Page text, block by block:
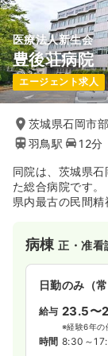
医療法人新生会
豊後荘病院
エージェント求人
茨城県石岡市
羽鳥駅
12分
同院は、茨城県
た総合病院です。
県内最古の民間
最初に専門外来
す。内科外来は
考慮した施設設
病院だけでなく
い医療の提供を
最寄り駅はJR常
病棟正・准看
日勤のみ（常
給与 23.5〜
※経験6年の
時間 8:30～